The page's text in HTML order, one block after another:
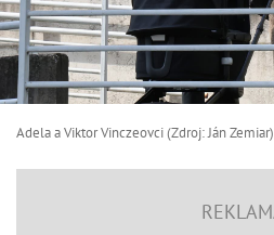
Adela a Viktor Vinczeovci (Zdroj: Ján Zemiar)